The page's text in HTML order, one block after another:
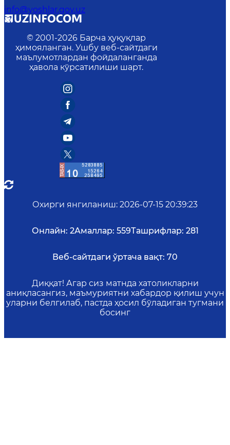
info@yoshlar.gov.uz
© 2001-2026 Барча ҳуқуқлар
ҳимояланган. Ушбу веб-сайтдаги
маълумотлардан фойдаланганда
ҳавола кўрсатилиши шарт.
Охирги янгиланиш: 2026-07-15 20:39:23
Онлайн: 2Амаллар: 559Ташрифлар: 281
Веб-сайтдаги ўртача вақт: 70
Диққат! Агар сиз матнда хатоликларни
аниқласангиз, маъмуриятни хабардор қилиш учун
уларни белгилаб, пастда ҳосил бўладиган тугмани
босинг